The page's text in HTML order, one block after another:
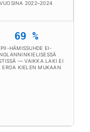
VUOSINA 2022–2024
69 %
PII-HÄMISSUHDE EI-
— VAIKKA LAKI EI
EROA KIELEN MUKAAN